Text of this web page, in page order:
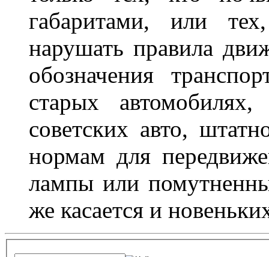
габаритами, или
нарушать правила
обозначения
старых
советских авто,
нормам для
лампы или
же касается и